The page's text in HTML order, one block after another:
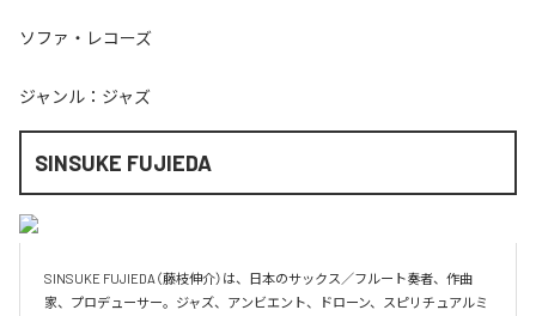
ソファ・レコーズ
ジャンル： ジャズ
SINSUKE FUJIEDA
SINSUKE FUJIEDA（藤枝伸介）は、日本のサックス／フルート奏者、作曲
家、プロデューサー。ジャズ、アンビエント、ドローン、スピリチュアルミ